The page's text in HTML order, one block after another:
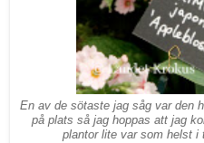
En av de sötaste jag såg var den
på plats så jag hoppas att jag
plantor lite var som helst i